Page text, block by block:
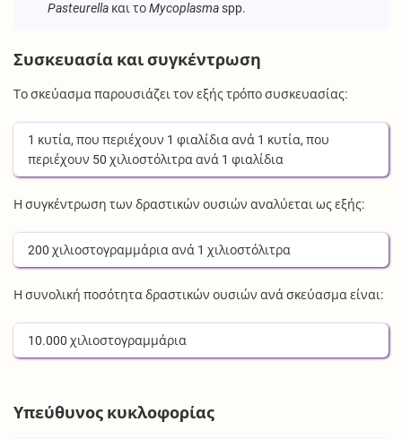
Pasteurella και τοMycoplasmaspp.
Συσκευασία και συγκέντρωση
Το σκεύασμα παρουσιάζει τον εξής τρόπο συσκευασίας:
1 κυτία, που περιέχουν 1 φιαλίδια ανά 1 κυτία, που
περιέχουν 50 χιλιοστόλιτρα ανά 1 φιαλίδια
Η συγκέντρωση των δραστικών ουσιών αναλύεται ως εξής:
200 χιλιοστογραμμάρια ανά 1 χιλιοστόλιτρα
Η συνολική ποσότητα δραστικών ουσιών ανά σκεύασμα είναι:
10.000 χιλιοστογραμμάρια
Υπεύθυνος κυκλοφορίας